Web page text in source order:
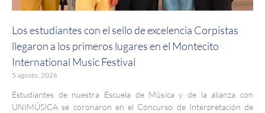
Los estudiantes con el sello de excelencia Corpistas
llegaron a los primeros lugares en el Montecito
International Music Festival
5 agosto, 2026
Estudiantes de nuestra Escuela de Música y de la alianza con
UNIMÚSICA se coronaron en el Concurso de Interpretación de